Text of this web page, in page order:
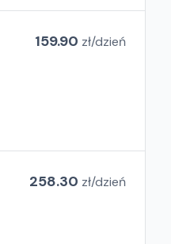
159.90 zł/dzień
258.30 zł/dzień